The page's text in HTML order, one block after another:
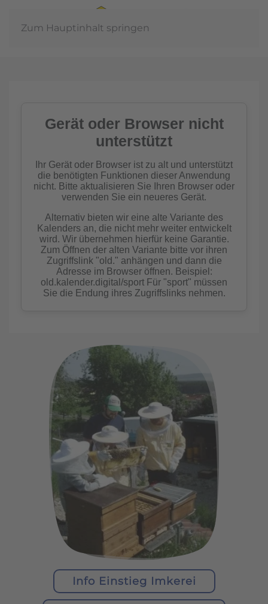
Zum Hauptinhalt springen
Info Einstieg Imkerei